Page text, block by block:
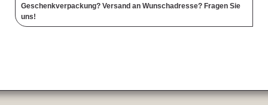
Geschenkverpackung? Versand an Wunschadresse? Fragen Sie
uns!